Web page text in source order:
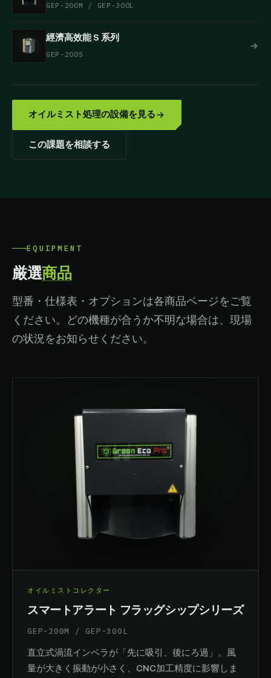
GEP-200M / GEP-300L
經濟高效能 S 系列
GEP-200S
オイルミスト処理の設備を見る
この課題を相談する
EQUIPMENT
厳選商品
型番・仕様表・オプションは各商品ページをご覧
ください。どの機種が合うか不明な場合は、現場
の状況をお知らせください。
オイルミストコレクター
スマートアラート フラッグシップシリーズ
GEP-200M / GEP-300L
直立式渦流インペラが「先に吸引、後にろ過」。風
量が大きく振動が小さく、CNC加工精度に影響しま